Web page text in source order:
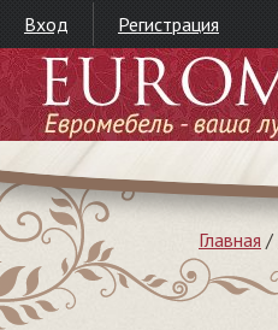
Вход Регистрация
Главная /